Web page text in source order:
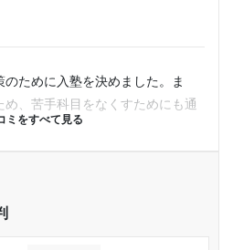
金額の目安です。実際の料金とは異なる可
にお問い合わせください。
期講習
、また駅周辺には食事ができる
治安も良い方ではあったから。
授業以外のコミュニケーション等)
対して授業以外のときでも手の
してくださり解決できたから。
ミをすべて見る
ために入塾を決めました。ま
、苦手科目をなくすためにも通
導していただけたため、授業に